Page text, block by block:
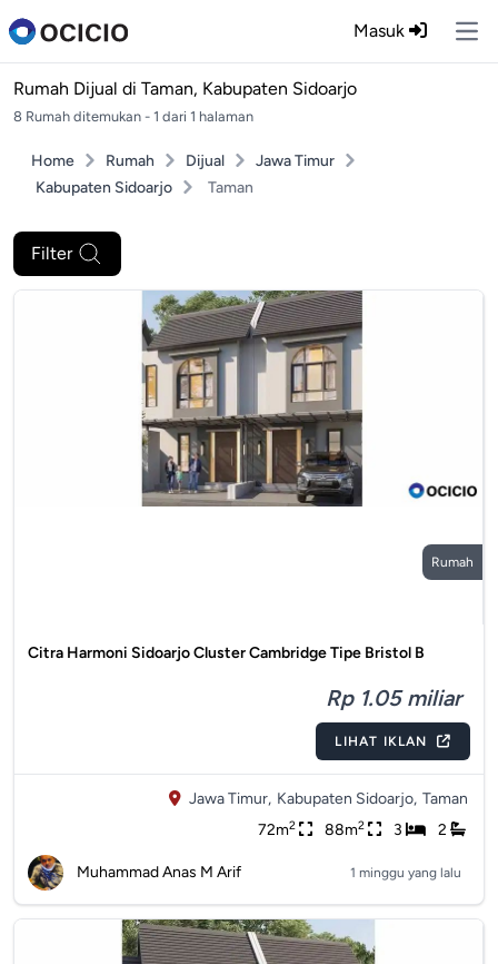
Masuk
Rumah Dijual di Taman, Kabupaten Sidoarjo
8 Rumah ditemukan - 1 dari 1 halaman
Home Rumah Dijual
Jawa Timur
Kabupaten Sidoarjo
Taman
Filter
Rumah
Citra Harmoni Sidoarjo Cluster Cambridge Tipe Bristol B
Rp 1.05 miliar
LIHAT IKLAN
Jawa Timur, Kabupaten Sidoarjo, Taman
72m2 88m2 3 2
Muhammad Anas M Arif 1 minggu yang lalu